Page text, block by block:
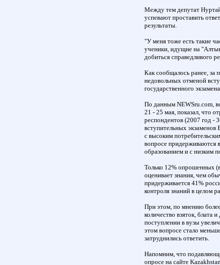
Между тем депутат
успевают проставить
результаты.
"У меня тоже есть такие
ученики, идущие на
добиться справедливого
Как сообщалось ранее, за
недовольных отменой
государственного
По данным NEWSru.com,
21 - 25 мая, показал, что
респондентов (2007 год -
вступительных
с высоким
вопросе придерживаются
образованием и с низким
Только 12% опрошенных
оценивает знания, чем
придерживается 41%
контроля знаний в целом
При этом, по мнению
количество взяток, блата
поступлении в вузы
этом вопросе стало
затруднились ответить.
Напомним, что
опросе на сайте